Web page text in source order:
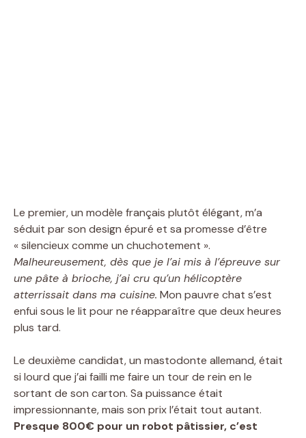
Le premier, un modèle français plutôt élégant, m’a
séduit par son design épuré et sa promesse d’être
« silencieux comme un chuchotement ».
Malheureusement, dès que je l’ai mis à l’épreuve sur
une pâte à brioche, j’ai cru qu’un hélicoptère
atterrissait dans ma cuisine. Mon pauvre chat s’est
enfui sous le lit pour ne réapparaître que deux heures
plus tard.
Le deuxième candidat, un mastodonte allemand, était
si lourd que j’ai failli me faire un tour de rein en le
sortant de son carton. Sa puissance était
impressionnante, mais son prix l’était tout autant.
Presque 800€ pour un robot pâtissier, c’est